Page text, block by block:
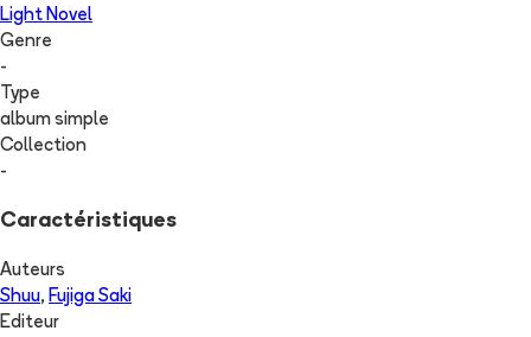
Light Novel
Genre
-
Type
album simple
Collection
-
Caractéristiques
Auteurs
Shuu, Fujiga Saki
Editeur